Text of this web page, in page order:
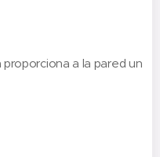
a la pared un